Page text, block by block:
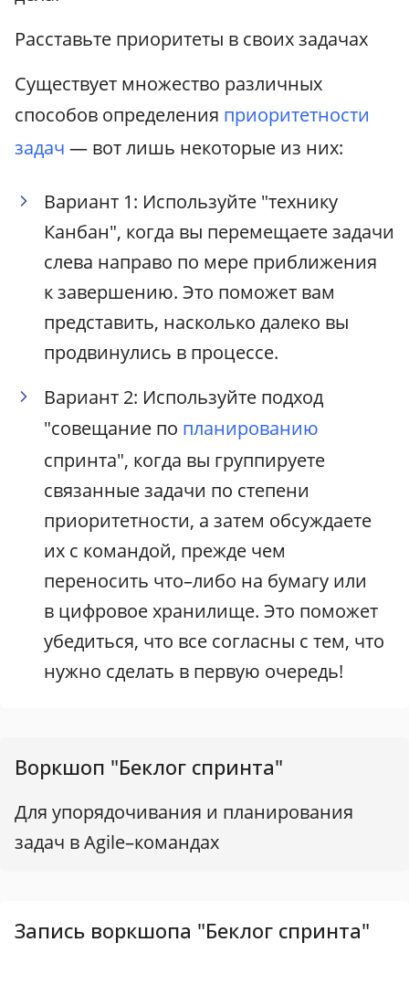
Расставьте приоритеты в своих задачах
Существует множество различных
способов определения приоритетности
задач — вот лишь некоторые из них:
Вариант 1: Используйте "технику
Канбан", когда вы перемещаете задачи
слева направо по мере приближения
к завершению. Это поможет вам
представить, насколько далеко вы
продвинулись в процессе.
Вариант 2: Используйте подход
"совещание по планированию
спринта", когда вы группируете
связанные задачи по степени
приоритетности, а затем обсуждаете
их с командой, прежде чем
переносить что–либо на бумагу или
в цифровое хранилище. Это поможет
убедиться, что все согласны с тем, что
нужно сделать в первую очередь!
Воркшоп "Беклог спринта"
Для упорядочивания и планирования
задач в Agile–командах
Запись воркшопа "Беклог спринта"